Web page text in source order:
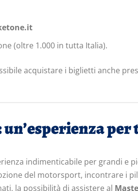
(oltre 1.000 in tutta Italia).
acquistare i biglietti anche
indimenticabile per grandi e
del motorsport, incontrare i
la possibilità di assistere al